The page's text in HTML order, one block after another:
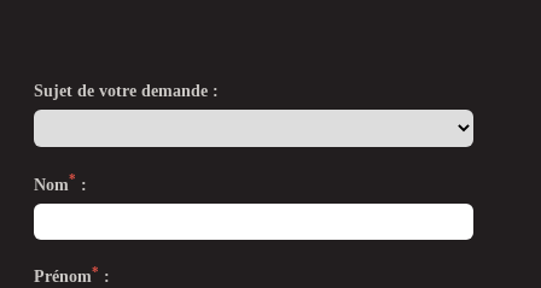
Sujet de votre demande :
Nom* :
Prénom* :